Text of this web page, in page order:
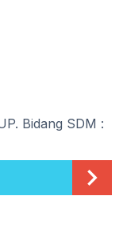
Bidang SDM :